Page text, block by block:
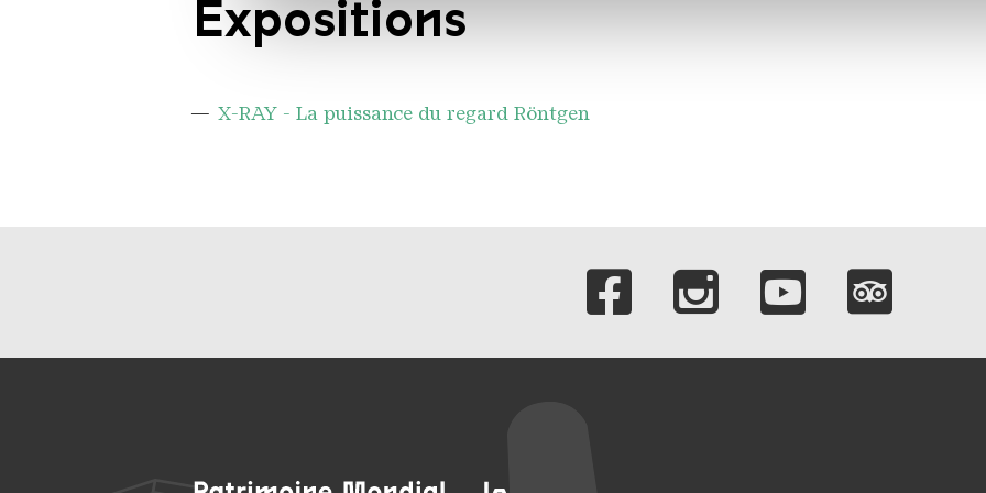
notre site avec nos partenaires de médias sociaux, de publicité et d'analyse. Nos partenaires
informations avec d'autres données que vous leur avez fournies ou qu'ils ont collectées dans
Expositions
X-RAY - La puissance du regard Röntgen
Liens vers nos